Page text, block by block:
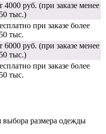
4000 руб. (при заказе менее
тыс.)
при заказе более
тыс.
6000 руб. (при заказе менее
тыс.)
при заказе более
тыс.
выбора размера одежды